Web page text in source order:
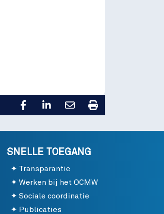
SNELLE TOEGANG
Transparantie
Werken bij het OCMW
Sociale coordinatie
Publicaties